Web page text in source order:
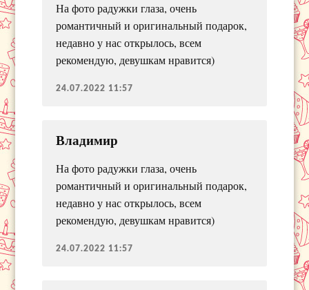
На фото радужки глаза, очень
романтичный и оригинальный подарок,
недавно у нас открылось, всем
рекомендую, девушкам нравится)
24.07.2022 11:57
Владимир
На фото радужки глаза, очень
романтичный и оригинальный подарок,
недавно у нас открылось, всем
рекомендую, девушкам нравится)
24.07.2022 11:57